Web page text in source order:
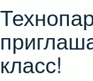
класс!